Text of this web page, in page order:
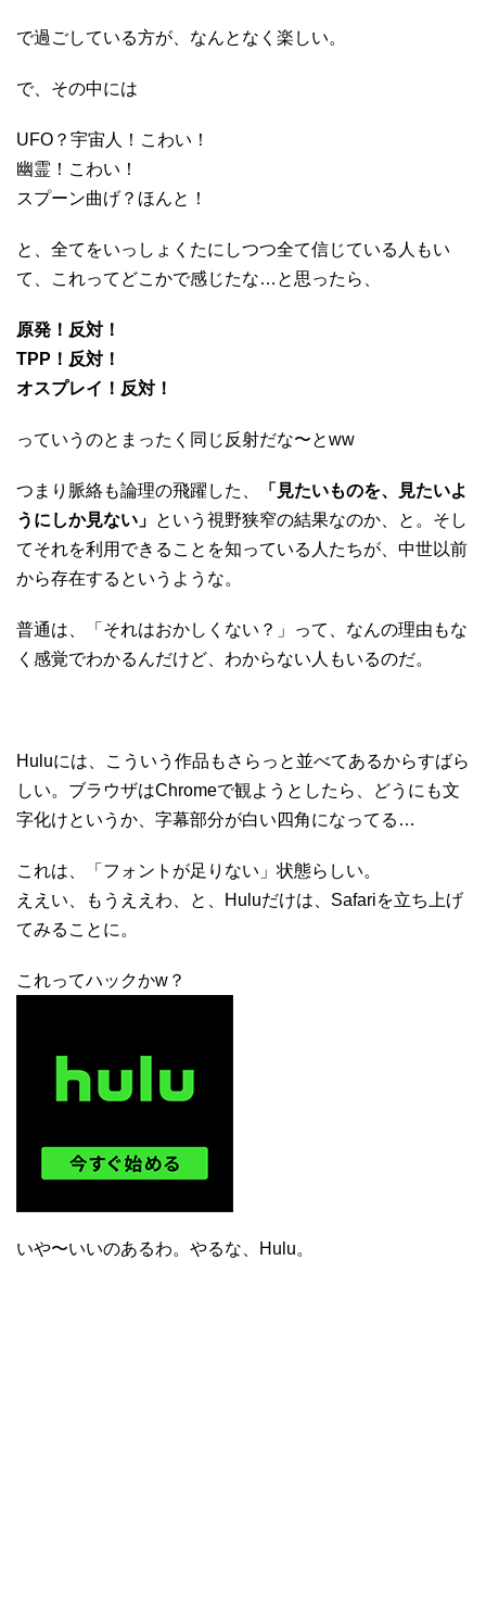
で過ごしている方が、なんとなく楽しい。
で、その中には
UFO？宇宙人！こわい！
幽霊！こわい！
スプーン曲げ？ほんと！
と、全てをいっしょくたにしつつ全て信じている人もい
て、
これってどこかで感じたな…と思ったら、
原発！反対！
TPP！反対！
オスプレイ！反対！
っていうのとまったく同じ反射だな〜とww
つまり脈絡も論理の飛躍した、
「見たいものを、見たいよ
うにしか見ない」 という視野狭窄の結果なのか、と。 そし
てそれを利用できることを知っている人たちが、中世以前
から存在するというような。
普通は、「それはおかしくない？」って、なんの理由もな
く感覚でわかるんだけど、わからない人もいるのだ。
Huluには、こういう作品もさらっと並べてあるからすばら
しい。 ブラウザはChromeで観ようとしたら、どうにも文
字化けというか、字幕部分が白い四角になってる…
これは、「フォントが足りない」状態らしい。
ええい、もうええわ、と、Huluだけは、Safariを立ち上げ
てみることに。
これってハックかw？
いや〜いいのあるわ。やるな、Hulu。